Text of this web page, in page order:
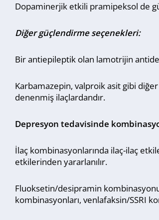
Dopaminerjik etkili pramipeksol de
Diğer güçlendirme seçenekleri:
Bir antiepileptik olan lamotrijin
Karbamazepin, valproik asit gibi
denenmiş ilaçlardandır.
Depresyon tedavisinde
İlaç kombinasyonlarında ilaç-ilaç
etkilerinden yararlanılır.
Fluoksetin/desipramin
kombinasyonları, venlafaksin/SSRI